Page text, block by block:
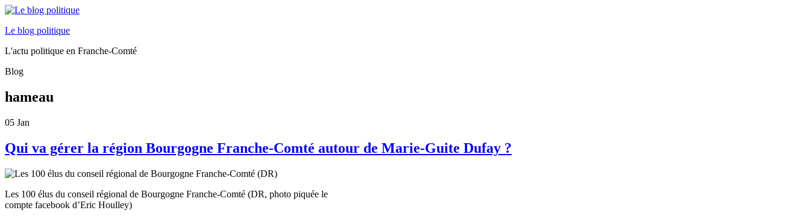
Le blog politique
L'actu politique en Franche-Comté
Blog
hameau
05 Jan
Qui va gérer la région Bourgogne Franche-Comté autour de Marie-Guite Dufay ?
Les 100 élus du conseil régional de Bourgogne Franche-Comté (DR, photo piquée le
compte facebook d’Eric Houlley)